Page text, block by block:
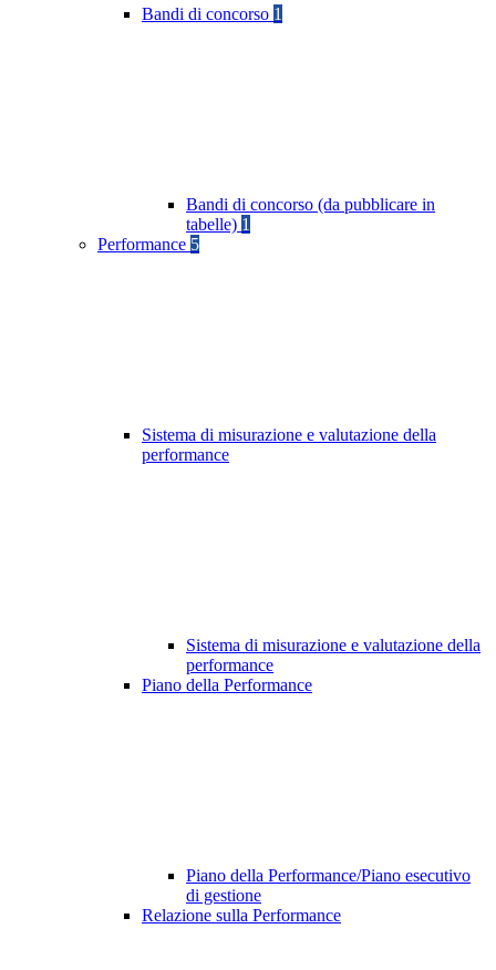
Bandi di concorso 1
Bandi di concorso (da pubblicare in
tabelle) 1
Performance 5
Sistema di misurazione e valutazione della
performance
Sistema di misurazione e valutazione della
performance
Piano della Performance
Piano della Performance/Piano esecutivo
di gestione
Relazione sulla Performance